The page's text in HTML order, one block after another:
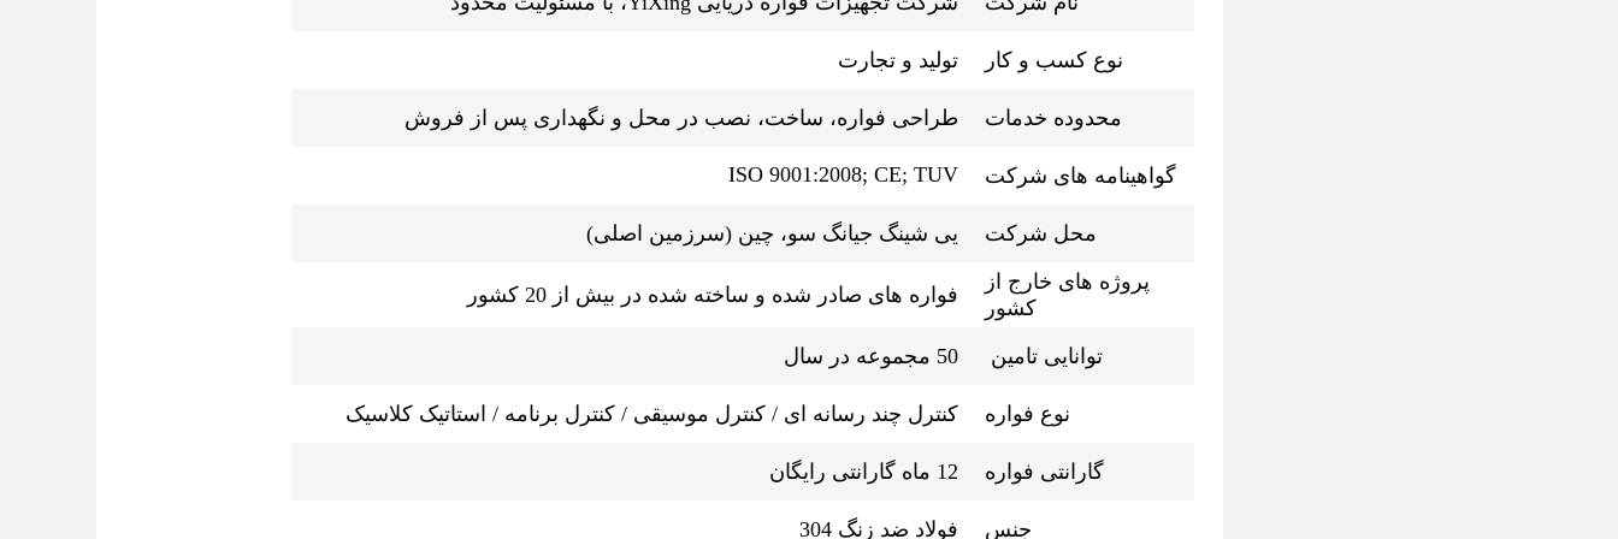
نوع کسب و کار تولید و تجارت
محدوده خدمات طراحی فواره، ساخت، نصب در محل و نگهداری پس از فروش
گواهینامه های شرکت ISO 9001:2008; CE; TUV
محل شرکت
یی شینگ جیانگ سو، چین (سرزمین اصلی)
پروژه های خارج از
کشور
فواره های صادر شده و ساخته شده در بیش از 20 کشور
توانایی تامین 50 مجموعه در سال
نوع فواره کنترل چند رسانه ای / کنترل موسیقی / کنترل برنامه / استاتیک کلاسیک
گارانتی فواره 12 ماه گارانتی رایگان
جنس فولاد ضد زنگ 304